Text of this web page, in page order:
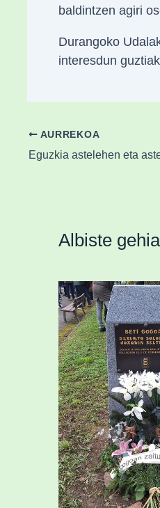
baldintzen agiri
Durangoko
interesdun
AURREKOA
Albiste
«Azkenengo
Zaldibar jo zuen
ingurumen-
hondamendirik
ESKUALDEA,